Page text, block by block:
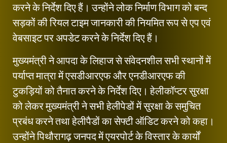
करने के निर्देश दिए हैं। उन्होंने लोक निर्माण विभाग को बन्द
सड़कों की रियल टाइम जानकारी की नियमित रूप से एप एवं
वेबसाइट पर अपडेट करने के निर्देश दिए हैं।
मुख्यमंत्री ने आपदा के लिहाज से संवेदनशील सभी स्थानों में
पर्याप्त मात्रा में एसडीआरएफ और एनडीआरएफ की
टुकड़ियों को तैनात करने के निर्देश दिए। हेलीकॉप्टर सुरक्षा
को लेकर मुख्यमंत्री ने सभी हेलीपेडों में सुरक्षा के समुचित
प्रबंध करने तथा हेलीपैडों का सेफ्टी ऑडिट करने को कहा।
उन्होंने पिथौरागढ़ जनपद में एयरपोर्ट के विस्तार के कार्यों